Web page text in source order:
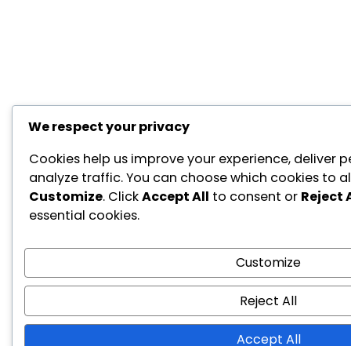
We respect your privacy
Cookies help us improve your experience, deliver
analyze traffic. You can choose which cookies to
Customize. ClickAccept All to consent or Reject
essential cookies.
Customize
Reject All
Accept All